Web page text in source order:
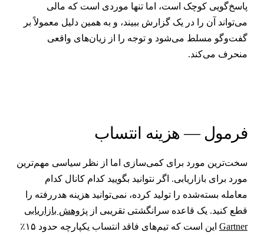
کوچک است، اما تنها موردی است که مالی
آن را در یک گزارش ببیند، و به همین دلیل معمولاً بر
مسلط می‌شود و توجه را از زیان‌های واقعی
می‌کند.
— هزینه انتساب
مورد برای کمی‌سازی اما از نظر سیاسی مهم‌ترین
برای بازاریابی. اگر نتوانید بگویید کدام کانال کدام
بسته‌شده را تولید کرده، نمی‌توانید هزینه هدررفته را
کنید. یک قاعده سرانگشتی تقریبی ازپژوهش بازاریابی
این است که تیم‌های فاقد انتساب یکپارچه حدود ۱۵٪